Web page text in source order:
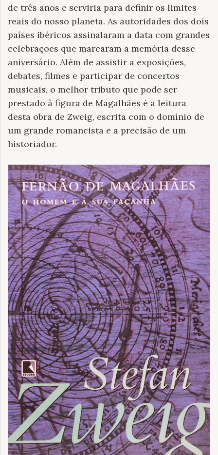
de três anos e serviria para definir os limites
reais do nosso planeta. As autoridades dos dois
países ibéricos assinalaram a data com grandes
celebrações que marcaram a memória desse
aniversário. Além de assistir a exposições,
debates, filmes e participar de concertos
musicais, o melhor tributo que pode ser
prestado à figura de Magalhães é a leitura
desta obra de Zweig, escrita com o domínio de
um grande romancista e a precisão de um
historiador.